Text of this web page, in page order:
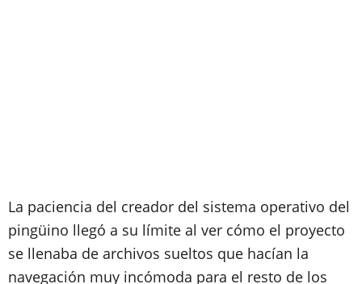
La paciencia del creador del sistema operativo del
pingüino llegó a su límite al ver cómo el proyecto
se llenaba de archivos sueltos que hacían la
navegación muy incómoda para el resto de los